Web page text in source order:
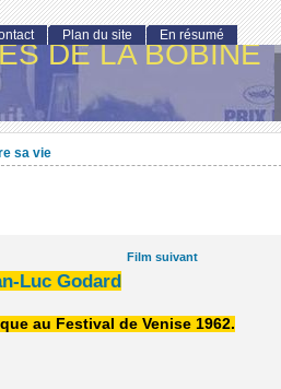
DE LA BOBINE
sa vie
Film suivant
Luc Godard
au Festival de Venise 1962.
Plan du site En résumé